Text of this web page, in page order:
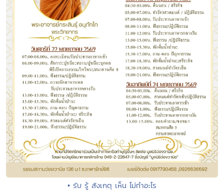
• รับ รู้ สังเกตุ เห็น ไม่ทำอะไร